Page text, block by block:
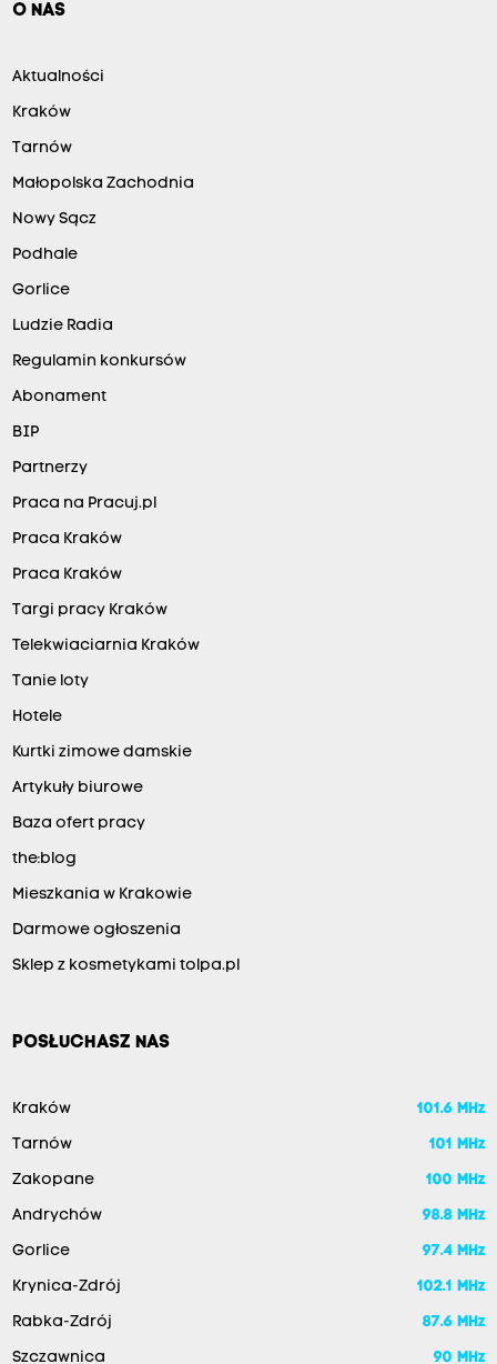
O NAS
Aktualności
Kraków
Tarnów
Małopolska Zachodnia
Nowy Sącz
Podhale
Gorlice
Ludzie Radia
Regulamin konkursów
Abonament
BIP
Partnerzy
Praca na Pracuj.pl
Praca Kraków
Praca Kraków
Targi pracy Kraków
Telekwiaciarnia Kraków
Tanie loty
Hotele
Kurtki zimowe damskie
Artykuły biurowe
Baza ofert pracy
the:blog
Mieszkania w Krakowie
Darmowe ogłoszenia
Sklep z kosmetykami tolpa.pl
POSŁUCHASZ NAS
Kraków 101.6 MHz
Tarnów 101 MHz
Zakopane 100 MHz
Andrychów 98.8 MHz
Gorlice 97.4 MHz
Krynica-Zdrój 102.1 MHz
Rabka-Zdrój 87.6 MHz
Szczawnica 90 MHz